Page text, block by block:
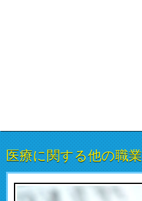
医療に関する他の職業